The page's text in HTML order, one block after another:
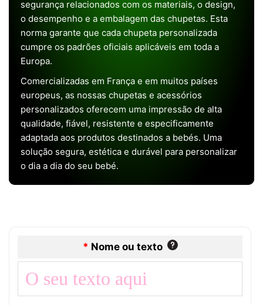
segurança relacionados com os materiais, o design,
o desempenho e a embalagem das chupetas. Esta
norma garante que cada chupeta personalizada
cumpre os padrões oficiais aplicáveis em toda a
Europa.
Comercializadas em França e em muitos países
europeus, as nossas chupetas e acessórios
personalizados oferecem uma impressão de alta
qualidade, fiável, resistente e especificamente
adaptada aos produtos destinados a bebés. Uma
solução segura, estética e durável para personalizar
o dia a dia do seu bebé.
* Nome ou texto